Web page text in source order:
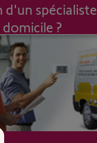
spécialiste
?